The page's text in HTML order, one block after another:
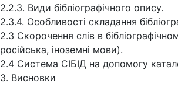
2.2.3. Види бібліографічного опису.
2.3.4. Особливості складання
2.3 Cкорочення слів в
російська, іноземні мови).
2.4 Система СІБІД на допомогу
3. Висновки